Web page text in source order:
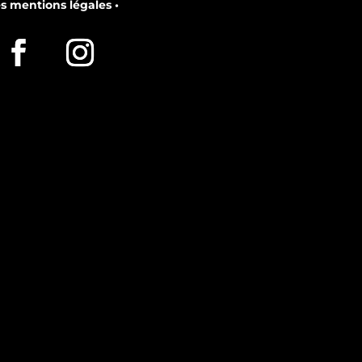
mentions légales •